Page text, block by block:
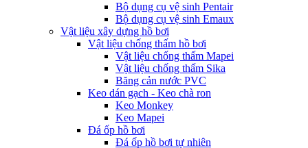
Bộ dụng cụ vệ sinh Pentair
Bộ dụng cụ vệ sinh Emaux
Vật liệu xây dựng hồ bơi
Vật liệu chống thấm hồ bơi
Vật liệu chống thấm Mapei
Vật liệu chống thấm Sika
Băng cản nước PVC
Keo dán gạch - Keo chà ron
Keo Monkey
Keo Mapei
Đá ốp hồ bơi
Đá ốp hồ bơi tự nhiên